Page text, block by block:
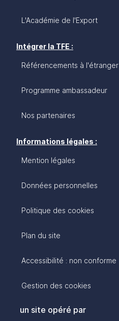
L'Académie de l'Export
Intégrer la TFE :
Référencements à l'étranger
Programme ambassadeur
Nos partenaires
Informations légales :
Mention légales
Données personnelles
Politique des cookies
Plan du site
Accessibilité : non conforme
Gestion des cookies
un site opéré par